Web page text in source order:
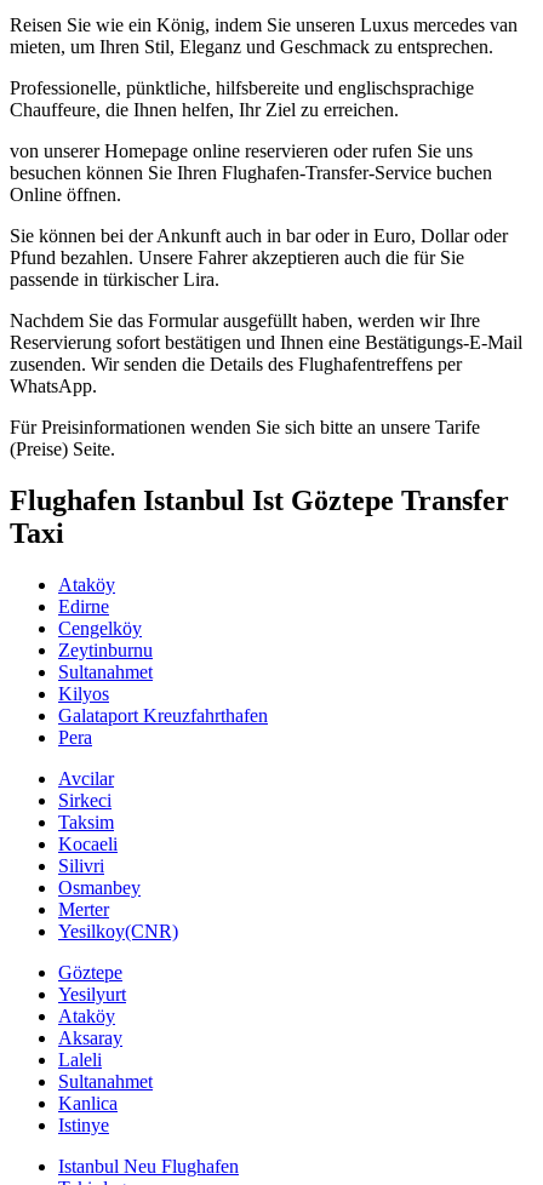
Reisen Sie wie ein König, indem Sie unseren Luxus mercedes van
mieten, um Ihren Stil, Eleganz und Geschmack zu entsprechen.
Professionelle, pünktliche, hilfsbereite und englischsprachige
Chauffeure, die Ihnen helfen, Ihr Ziel zu erreichen.
von unserer Homepage online reservieren oder rufen Sie uns
besuchen können Sie Ihren Flughafen-Transfer-Service buchen
Online öffnen.
Sie können bei der Ankunft auch in bar oder in Euro, Dollar oder
Pfund bezahlen. Unsere Fahrer akzeptieren auch die für Sie
passende in türkischer Lira.
Nachdem Sie das Formular ausgefüllt haben, werden wir Ihre
Reservierung sofort bestätigen und Ihnen eine Bestätigungs-E-Mail
zusenden. Wir senden die Details des Flughafentreffens per
WhatsApp.
Für Preisinformationen wenden Sie sich bitte an unsere Tarife
(Preise) Seite.
Flughafen Istanbul Ist Göztepe Transfer
Taxi
Ataköy
Edirne
Cengelköy
Zeytinburnu
Sultanahmet
Kilyos
Galataport Kreuzfahrthafen
Pera
Avcilar
Sirkeci
Taksim
Kocaeli
Silivri
Osmanbey
Merter
Yesilkoy(CNR)
Göztepe
Yesilyurt
Ataköy
Aksaray
Laleli
Sultanahmet
Kanlica
Istinye
Istanbul Neu Flughafen